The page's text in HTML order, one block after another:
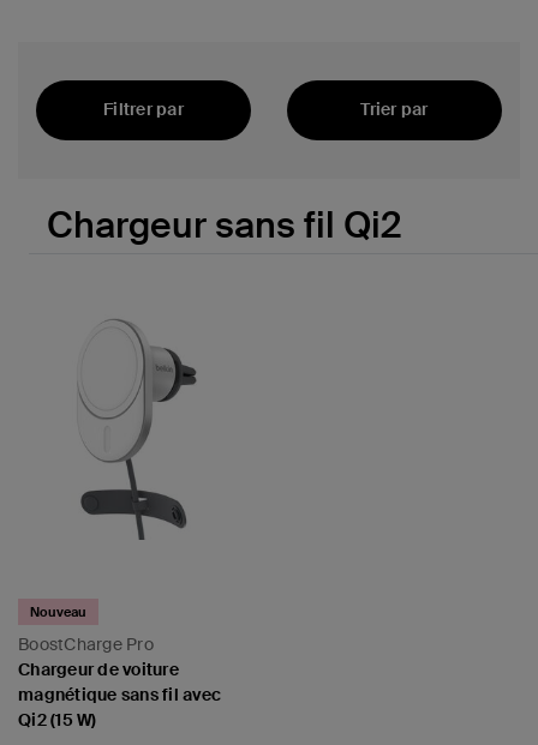
Filtrer par
Trier par
Chargeur sans fil Qi2
BoostCharge Pro
Nouveau
Chargeur de voiture
magnétique sans fil avec
Qi2 (15 W)